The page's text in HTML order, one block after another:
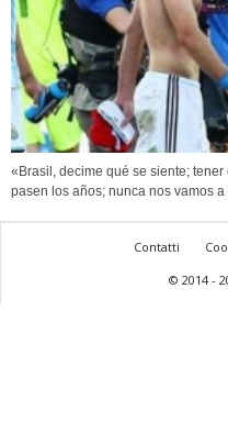
«Brasil, decime qué se siente;
pasen los años; nunca nos vamos
Contatti
© 2014 -